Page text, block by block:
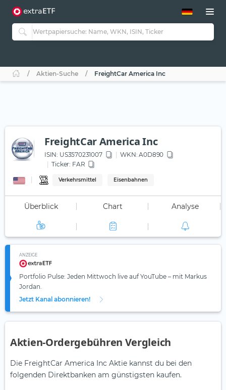
ETF-Guide 2.0
Guide Aktive ETFs
ETF-Sparpläne
Aktien-Suche FreightCar America Inc
FreightCar America Inc
ISIN: US3570231007 WKN: A0D890
Ticker: FAR
Verkehrsmittel Eisenbahnen
Überblick Chart Analyse
ANZEIGE
Portfolio Pulse: Jeden Mittwoch live auf YouTube – mit Markus
Jordan.
Jetzt Kanal abonnieren!
Aktien-Ordergebühren Vergleich
Die FreightCar America Inc Aktie kannst du bei den
folgenden Direktbanken am günstigsten kaufen.